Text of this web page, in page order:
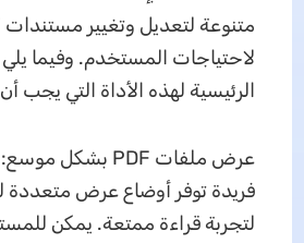
لاحتياجات المستخدم. وفيما
الرئيسية لهذه الأداة التي يجب
فريدة توفر أوضاع عرض
لتجربة قراءة ممتعة. يمكن